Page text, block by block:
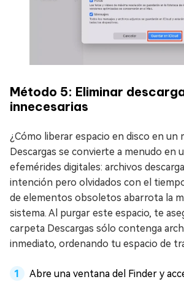
Método 5: Eliminar
innecesarias
¿Cómo liberar espacio en disco en un
Descargas se convierte a menudo en
efemérides digitales: archivos
intención pero olvidados con el
de elementos obsoletos abarrota la
sistema. Al purgar este espacio, te
carpeta Descargas sólo contenga
inmediato, ordenando tu espacio de
Abre una ventana del Finder y